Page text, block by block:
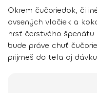
Okrem čučoriedok, či
ovsených vločiek a
hrsť čerstvého
bude práve chuť
prijmeš do tela aj